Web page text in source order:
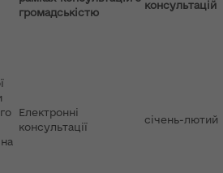
громадськістю
консультацій
Електронні
консультації
січень-лютий